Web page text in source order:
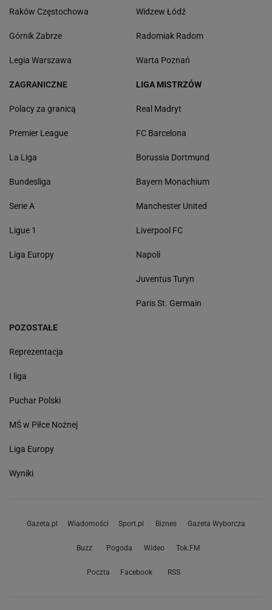
Raków Częstochowa
Górnik Zabrze
Legia Warszawa
Widzew Łódź
Radomiak Radom
Warta Poznań
ZAGRANICZNE
Polacy za granicą
Premier League
La Liga
Bundesliga
Serie A
Ligue 1
Liga Europy
LIGA MISTRZÓW
Real Madryt
FC Barcelona
Borussia Dortmund
Bayern Monachium
Manchester United
Liverpool FC
Napoli
Juventus Turyn
Paris St. Germain
POZOSTAŁE
Reprezentacja
I liga
Puchar Polski
MŚ w Piłce Nożnej
Liga Europy
Wyniki
Gazeta.pl Wiadomości Sport.pl Biznes Gazeta Wyborcza
Buzz Pogoda Wideo Tok.FM
Poczta Facebook RSS